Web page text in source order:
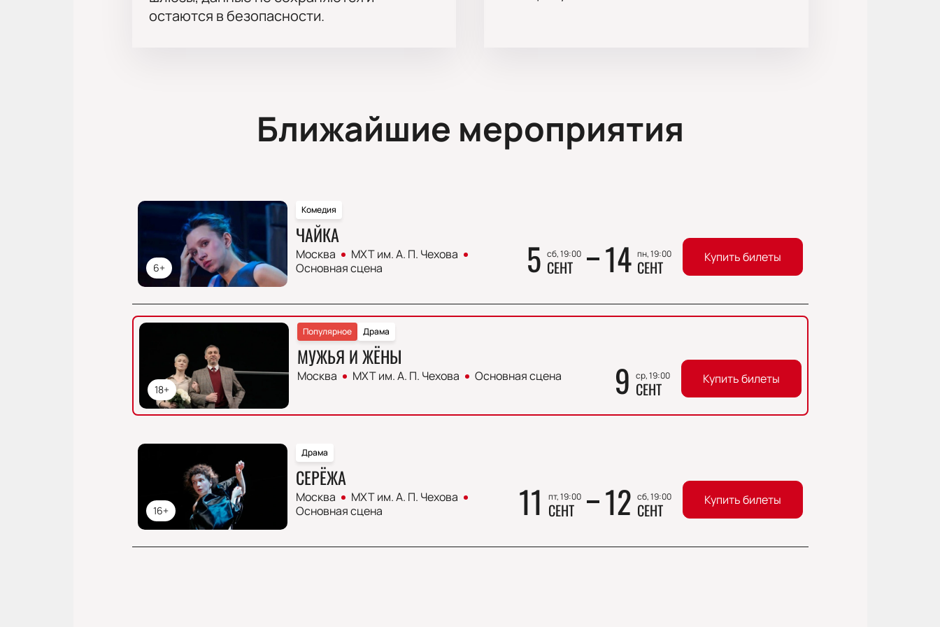
остаются в безопасности.
Ближайшие мероприятия
6+
Комедия
ЧАЙКА
Москва
МХТ им. А. П. Чехова
Основная сцена
5 сб, 19:00
СЕНТ 14 пн, 19:00
СЕНТ Купить билеты
18+
Драма
Популярное
МУЖЬЯ И ЖЁНЫ
Москва МХТ им. А. П. Чехова Основная сцена 9 ср, 19:00
СЕНТ Купить билеты
16+
Драма
СЕРЁЖА
Москва
МХТ им. А. П. Чехова
Основная сцена
11 пт, 19:00
СЕНТ 12 сб, 19:00
СЕНТ Купить билеты